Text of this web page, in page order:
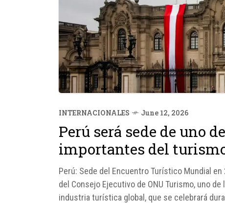
INTERNACIONALES June 12, 2026
Perú será sede de uno
importantes del
Perú: Sede del Encuentro Turístico Mundial
del Consejo Ejecutivo de ONU Turismo, uno
industria turística global, que se celebrará